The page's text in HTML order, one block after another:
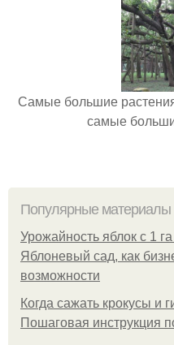
Самые большие
самые
Популярные материалы
Урожайность яблок с 1
Яблоневый сад, как
возможности
Когда сажать крокусы и
Пошаговая инструкция